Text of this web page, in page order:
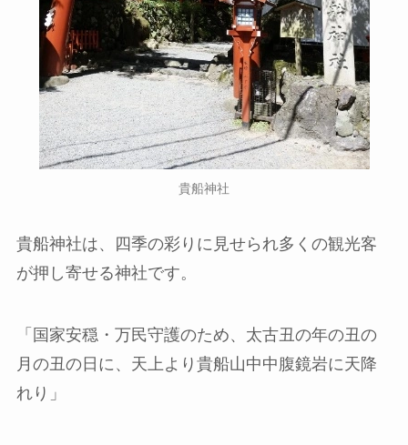
貴船神社
貴船神社は、四季の彩りに見せられ多くの観光客
が押し寄せる神社です。
「国家安穏・万民守護のため、太古丑の年の丑の
月の丑の日に、天上より貴船山中中腹鏡岩に天降
れり」